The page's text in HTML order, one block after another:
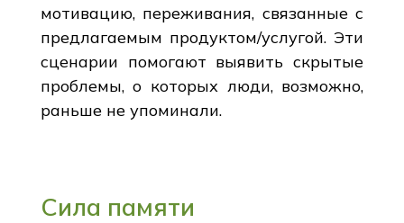
мотивацию, переживания, связанные с
предлагаемым продуктом/услугой. Эти
сценарии помогают выявить скрытые
проблемы, о которых люди, возможно,
раньше не упоминали.
Сила памяти